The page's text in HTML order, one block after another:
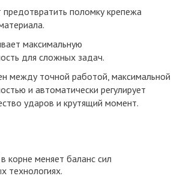
поломку крепежа
максимальную
для сложных задач.
между точной работой, максимальной
и автоматически регулирует
ударов и крутящий момент.
корне меняет баланс сил
технологиях.